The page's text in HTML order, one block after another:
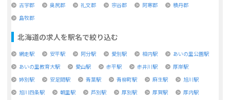
古宇郡
奥尻郡 礼文郡 宗谷郡 阿寒郡
積丹郡
島牧郡
北海道の求人を駅名で絞り込む
網走駅 安平駅 阿分駅 愛別駅 相内駅
あいの里公園駅
あいの里教育大駅
愛山駅 赤平駅 赤井川駅
厚岸駅
姉別駅
安足間駅 青葉駅 青柳町駅 麻生駅
旭川駅
旭川四条駅
朝里駅 芦別駅 厚別駅 厚賀駅
厚内駅